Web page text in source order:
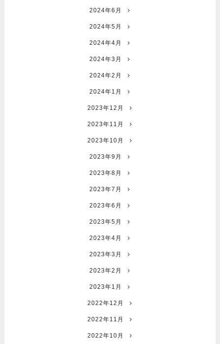
2024年6月
2024年5月
2024年4月
2024年3月
2024年2月
2024年1月
2023年12月
2023年11月
2023年10月
2023年9月
2023年8月
2023年7月
2023年6月
2023年5月
2023年4月
2023年3月
2023年2月
2023年1月
2022年12月
2022年11月
2022年10月